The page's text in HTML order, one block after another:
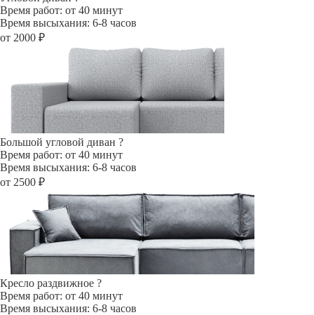
Время работ: от 40 минут
Время высыхания: 6-8 часов
от 2000 ₽
Большой угловой диван ?
Время работ: от 40 минут
Время высыхания: 6-8 часов
от 2500 ₽
Кресло раздвижное ?
Время работ: от 40 минут
Время высыхания: 6-8 часов